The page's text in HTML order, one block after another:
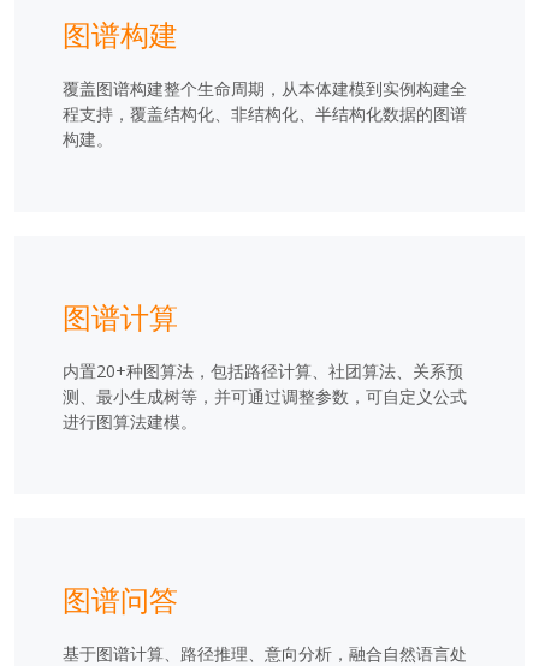
图谱构建
覆盖图谱构建整个生命周期，从本体建模到实例构建全
程支持，覆盖结构化、非结构化、半结构化数据的图谱
构建。
图谱计算
内置20+种图算法，包括路径计算、社团算法、关系预
测、最小生成树等，并可通过调整参数，可自定义公式
进行图算法建模。
图谱问答
基于图谱计算、路径推理、意向分析，融合自然语言处